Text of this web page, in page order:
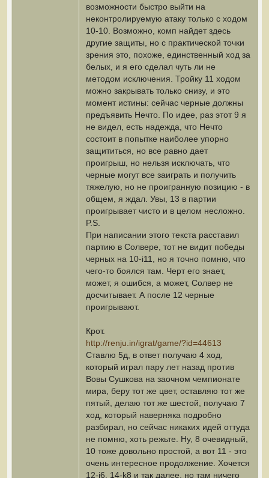
возможности быстро выйти на
неконтролируемую атаку только с ходом
10-10. Возможно, комп найдет здесь
другие защиты, но с практической точки
зрения это, похоже, единственный ход за
белых, и я его сделал чуть ли не
методом исключения. Тройку 11 ходом
можно закрывать только снизу, и это
момент истины: сейчас черные должны
предъявить Нечто. По идее, раз этот 9 я
не видел, есть надежда, что Нечто
состоит в попытке наиболее упорно
защититься, но все равно дает
проигрыш, но нельзя исключать, что
черные могут все заиграть и получить
тяжелую, но не проигранную позицию - в
общем, я ждал. Увы, 13 в партии
проигрывает чисто и в целом несложно.
P.S.
При написании этого текста расставил
партию в Солвере, тот не видит победы
черных на 10-i11, но я точно помню, что
чего-то боялся там. Черт его знает,
может, я ошибся, а может, Солвер не
досчитывает. А после 12 черные
проигрывают.
Крот.
http://renju.in/igrat/game/?id=44613
Ставлю 5д, в ответ получаю 4 ход,
который играл пару лет назад против
Вовы Сушкова на заочном чемпионате
мира, беру тот же цвет, оставляю тот же
пятый, делаю тот же шестой, получаю 7
ход, который наверняка подробно
разбирал, но сейчас никаких идей оттуда
не помню, хоть режьте. Ну, 8 очевидный,
10 тоже довольно простой, а вот 11 - это
очень интересное продолжение. Хочется
12-i6, 14-k8 и так далее, но там ничего